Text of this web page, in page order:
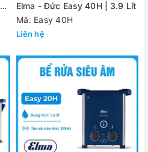
Elma - Đức Easy 40H | 3.9 Lít
Mã: Easy 40H
Liên hệ